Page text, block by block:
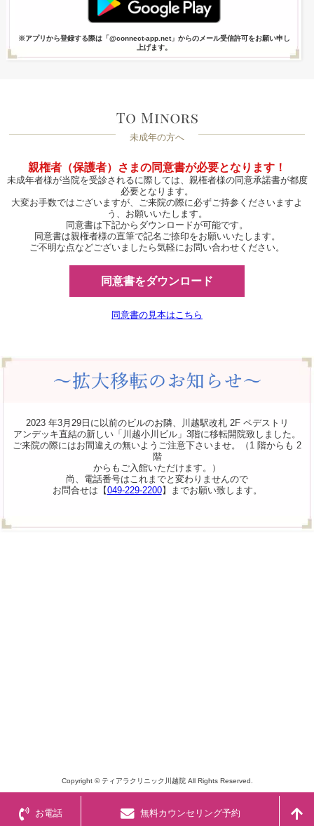
※アプリから登録する際は「@connect-app.net」からのメール受信許可をお願い申し
上げます。
未成年の方へ
親権者（保護者）さまの同意書が必要となります！
未成年者様が当院を受診されるに際しては、親権者様の同意承諾書が都度
必要となります。
大変お手数ではございますが、ご来院の際に必ずご持参くださいますよ
う、お願いいたします。
同意書は下記からダウンロードが可能です。
同意書は親権者様の直筆で記名ご捺印をお願いいたします。
ご不明な点などございましたら気軽にお問い合わせください。
同意書をダウンロード
同意書の見本はこちら
2023 年3月29日に以前のビルのお隣、川越駅改札 2F ペデストリ
アンデッキ直結の新しい「川越小川ビル」3階に移転開院致しました。
ご来院の際にはお間違えの無いようご注意下さいませ。（1 階からも 2
階
からもご入館いただけます。）
尚、電話番号はこれまでと変わりませんので
お問合せは【049-229-2200】までお願い致します。
Copyright © ティアラクリニック川越院 All Rights Reserved.
お電話 無料カウンセリング予約